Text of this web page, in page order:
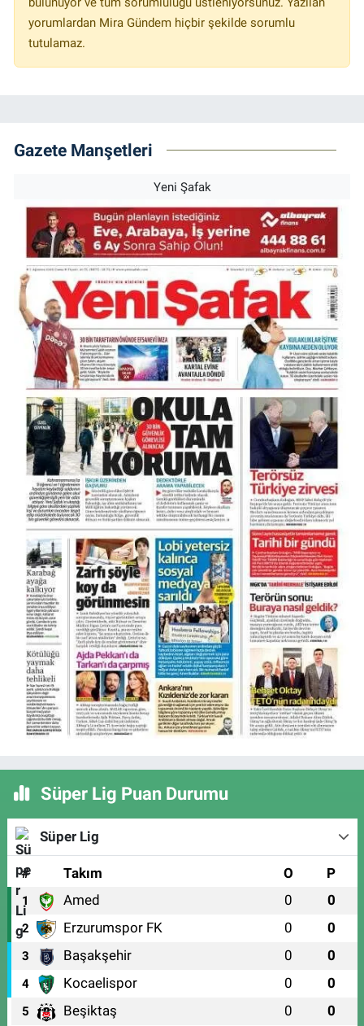
yorumlardan Mira Gündem hiçbir şekilde sorumlu
tutulamaz.
Gazete Manşetleri
Yeni Şafak
Süper Lig Puan Durumu
Süper Lig
# Takım O P
1 Amed 0 0
2 Erzurumspor FK 0 0
3 Başakşehir 0 0
4 Kocaelispor 0 0
5 Beşiktaş 0 0